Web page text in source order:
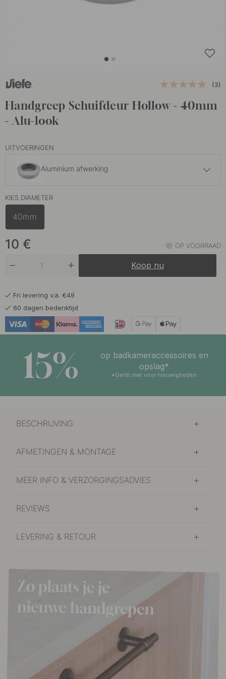
(3)
Handgreep Schuifdeur Hollow - 40mm
- Alu-look
UITVOERINGEN
Aluminium afwerking
Zwart
KIES DIAMETER
40mm
10 € OP VOORRAAD
Koop nu
Fri levering v.a. €49
60 dagen bedenktijd
15%
op badkameraccessoires en
opslag*
*Geldt niet voor nieuwigheden
BESCHRIJVING
AFMETINGEN & MONTAGE
MEER INFO & VERZORGINGSADVIES
REVIEWS
LEVERING & RETOUR